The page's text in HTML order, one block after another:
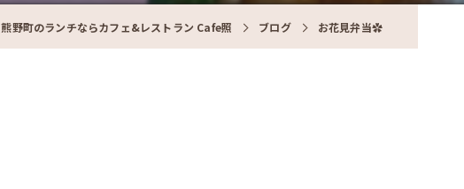
熊野町のランチならカフェ&レストラン Cafe照 ブログ お花見弁当✿